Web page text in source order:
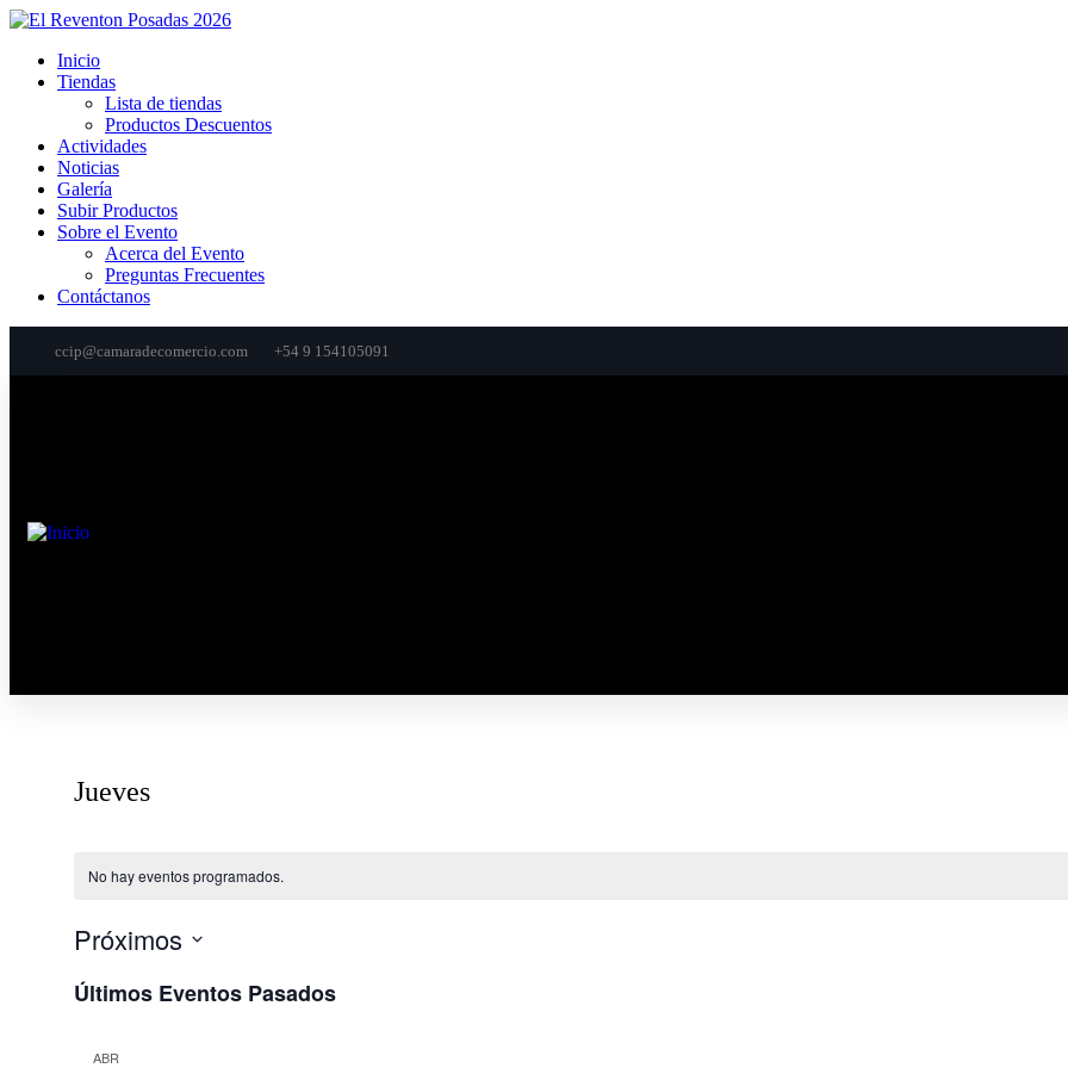
Inicio
Tiendas
Lista de tiendas
Productos Descuentos
Actividades
Noticias
Galería
Subir Productos
Sobre el Evento
Acerca del Evento
Preguntas Frecuentes
Contáctanos
ccip@camaradecomercio.com +54 9 154105091
Jueves
No hay eventos programados.
Próximos
la
Últimos Eventos Pasados
ABR